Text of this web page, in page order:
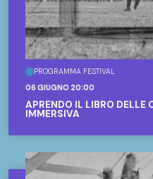
PROGRAMMA FESTIVAL
06 GIUGNO 20:00
APRENDO IL LIBRO DELLE
IMMERSIVA